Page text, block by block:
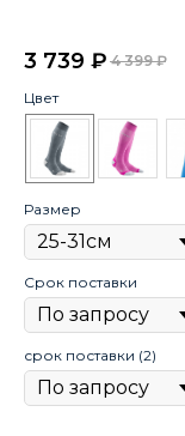
3 739 ₽ 4 399 ₽
Цвет
Размер
Срок поставки
срок поставки (2)